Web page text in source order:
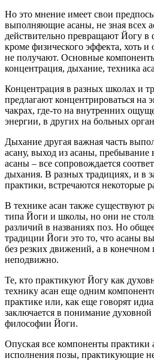
Но это мнение имеет свои
выполняющие асаны, не зная всех
действительно превращают Йогу в
кроме физического эффекта, хоть и
не получают. Основные
концентрация, дыхание, техника
Концентрация в разных школах и
предлагают концентрироваться на
чакрах, где-то на внутренних
энергии, в других на больных
Дыхание другая важная часть
асану, выход из асаны,
асаны – все сопровождается
дыхания. В разных традициях, и в
практики, встречаются некоторые
В технике асан также существуют
типа Йоги и школы, но они не
различий в названиях поз. Но
традиции Йоги это то, что асаны
без резких движений, а в
неподвижно.
Те, кто практикуют Йогу как
технику асан еще одним
практике или, как еще говорят
заключается в понимание
философии Йоги.
Опуская все компоненты практики
исполнения позы, практикующие